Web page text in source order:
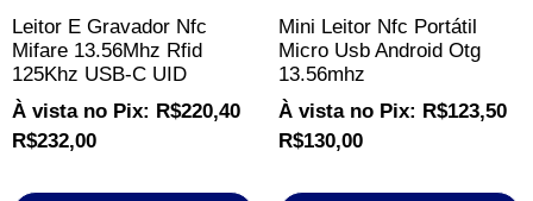
Leitor E Gravador Nfc
Mifare 13.56Mhz Rfid
125Khz USB-C UID
À vista no Pix: R$220,40
R$232,00
Mini Leitor Nfc Portátil
Micro Usb Android Otg
13.56mhz
À vista no Pix: R$123,50
R$130,00